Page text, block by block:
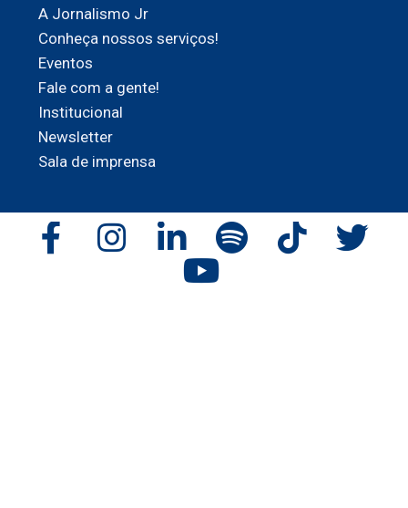
A Jornalismo Jr
Conheça nossos serviços!
Eventos
Fale com a gente!
Institucional
Newsletter
Sala de imprensa